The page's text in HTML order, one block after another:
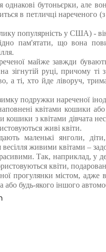
однакові бутоньєрки, але
в петличці
популярність у США) -
пам'ятати, що вона
майже завжди
зігнутій руці, причому
а ті, хто йде ліворуч,
подружки нареченої
квітами кошики
кошики з квітами дівчата
живі квіти.
маленькі янголи,
живими квітами –
Так, наприклад, у
квіти,
прогулянки містом,
або будь-якого іншого